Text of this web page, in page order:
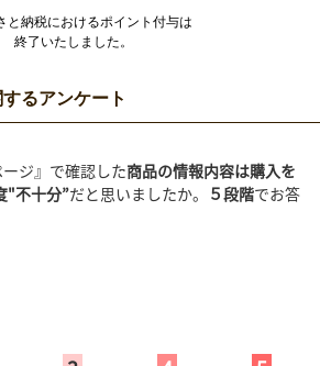
と納税におけるポイント付与は
終了いたしました。
るアンケート